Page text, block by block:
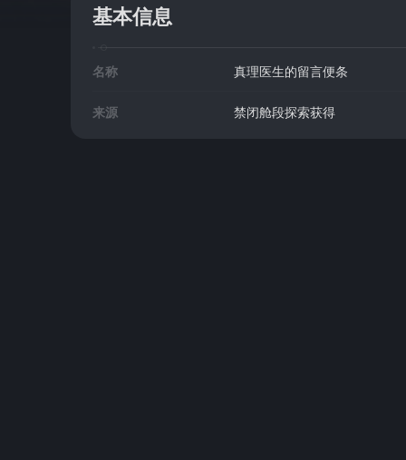
基本信息
名称 真理医生的留言便条
来源 禁闭舱段探索获得